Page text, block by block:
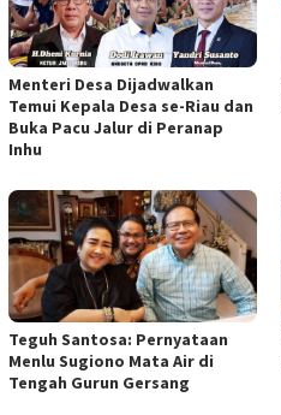
Menteri Desa Dijadwalkan
Temui Kepala Desa se-Riau dan
Buka Pacu Jalur di Peranap
Inhu
Teguh Santosa: Pernyataan
Menlu Sugiono Mata Air di
Tengah Gurun Gersang